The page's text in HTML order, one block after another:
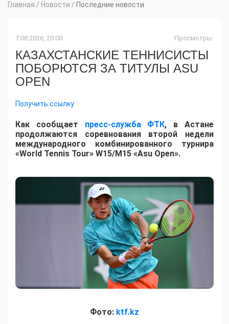
Главная / Новости / Последние новости
7.08.2026, 20:00 Просмотры:
КАЗАХСТАНСКИЕ ТЕННИСИСТЫ
ПОБОРЮТСЯ ЗА ТИТУЛЫ ASU
OPEN
Получить ссылку
Как сообщает пресс-служба ФТК, в Астане
продолжаются соревнования второй недели
международного комбинированного турнира
«World Tennis Tour» W15/M15 «Asu Open».
Фото: ktf.kz